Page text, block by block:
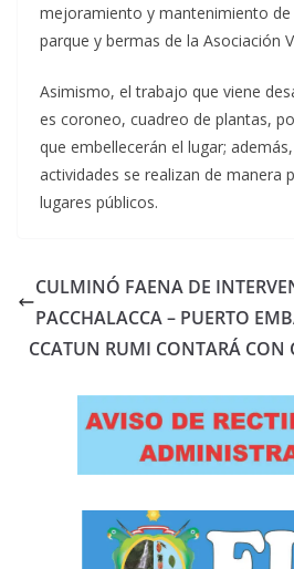
mejoramiento y mantenimiento de
parque y bermas de la Asociación
Asimismo, el trabajo que viene
es coroneo, cuadreo de plantas,
que embellecerán el lugar;
actividades se realizan de manera
lugares públicos.
CULMINÓ FAENA DE
PACCHALACCA – PUERTO
CCATUN RUMI CONTARÁ CON